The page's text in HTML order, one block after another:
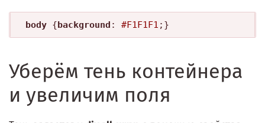
body {background : #F1F1F1
Уберём тень контейнера
и увеличим поля